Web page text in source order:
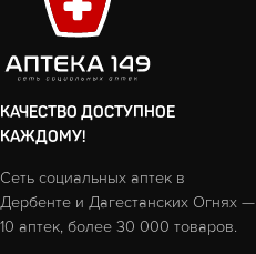
КАЧЕСТВО ДОСТУПНОЕ
КАЖДОМУ!
Сеть социальных аптек в
Дербенте и Дагестанских Огнях —
10 аптек, более 30 000 товаров.